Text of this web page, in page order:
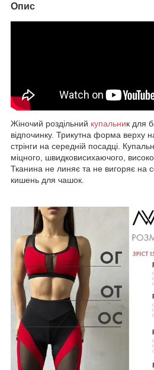
Опис
Жіночий роздільний купальник для
відпочинку. Трикутна форма верху
стрінги на середній посадці.
міцного, швидковисихаючого,
Тканина не линяє та не вигоряє на
кишень для чашок.